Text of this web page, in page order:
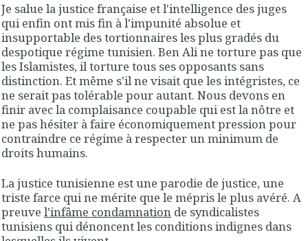
Je salue la justice française et l'intelligence des juges
qui enfin ont mis fin à l'impunité absolue et
insupportable des tortionnaires les plus gradés du
despotique régime tunisien. Ben Ali ne torture pas que
les Islamistes, il torture tous ses opposants sans
distinction. Et même s'il ne visait que les intégristes, ce
ne serait pas tolérable pour autant. Nous devons en
finir avec la complaisance coupable qui est la nôtre et
ne pas hésiter à faire économiquement pression pour
contraindre ce régime à respecter un minimum de
droits humains.
La justice tunisienne est une parodie de justice, une
triste farce qui ne mérite que le mépris le plus avéré. A
preuve l'infâme condamnation de syndicalistes
tunisiens qui dénoncent les conditions indignes dans